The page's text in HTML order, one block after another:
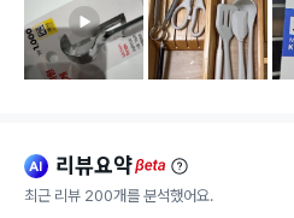
ai 리뷰요약beta
최근 리뷰 200개를 분석했어요.